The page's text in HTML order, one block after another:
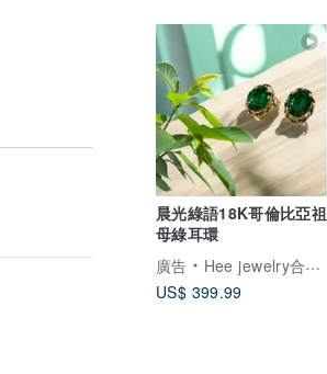
晨光綠語18K哥倫比亞祖
母綠耳環
廣告
Hee jewelry合一輕珠寶
US$ 399.99